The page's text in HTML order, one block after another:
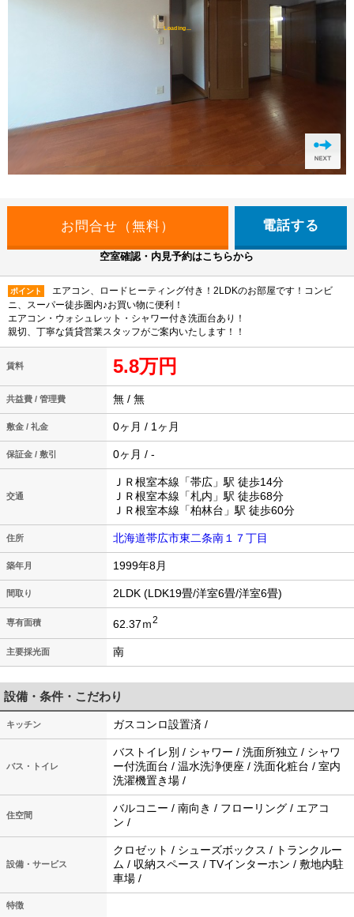
電話する
空室確認・内見予約はこちらから
ポイント
エアコン、ロードヒーティング付き！2LDKのお部屋です！コンビ
ニ、スーパー徒歩圏内♪お買い物に便利！
エアコン・ウォシュレット・シャワー付き洗面台あり！
親切、丁寧な賃貸営業スタッフがご案内いたします！！
賃料 5.8万円
共益費 / 管理費 無 / 無
敷金 / 礼金 0ヶ月 / 1ヶ月
保証金 / 敷引 0ヶ月 / -
交通
ＪＲ根室本線「帯広」駅 徒歩14分
ＪＲ根室本線「札内」駅 徒歩68分
ＪＲ根室本線「柏林台」駅 徒歩60分
住所 北海道帯広市東二条南１７丁目
築年月 1999年8月
間取り 2LDK (LDK19畳/洋室6畳/洋室6畳)
専有面積 62.37ｍ2
主要採光面 南
設備・条件・こだわり
キッチン ガスコンロ設置済 /
バス・トイレ
バストイレ別 / シャワー / 洗面所独立 / シャワ
ー付洗面台 / 温水洗浄便座 / 洗面化粧台 / 室内
洗濯機置き場 /
住空間
バルコニー / 南向き / フローリング / エアコ
ン /
設備・サービス
クロゼット / シューズボックス / トランクルー
ム / 収納スペース / TVインターホン / 敷地内駐
車場 /
特徴